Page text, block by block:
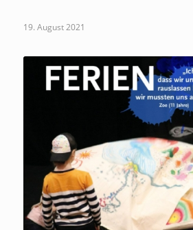
19. August 2021